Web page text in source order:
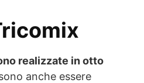
realizzate in otto
anche essere